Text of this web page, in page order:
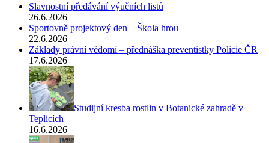
Slavnostní předávání výučních listů
26.6.2026
Sportovně projektový den – Škola hrou
22.6.2026
Základy právní vědomí – přednáška preventistky Policie ČR
17.6.2026
Studijní kresba rostlin v Botanické zahradě v
Teplicích
16.6.2026